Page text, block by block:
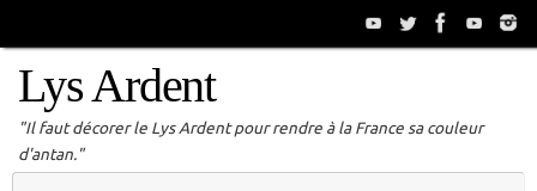
Lys Ardent
"Il faut décorer le Lys Ardent pour rendre à la France sa couleur
d'antan."